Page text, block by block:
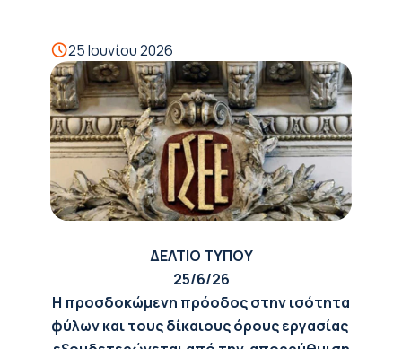
25 Ιουνίου 2026
ΔΕΛΤΙΟ ΤΥΠΟΥ
25/6/26
Η προσδοκώμενη πρόοδος στην ισότητα
φύλων και τους δίκαιους όρους εργασίας